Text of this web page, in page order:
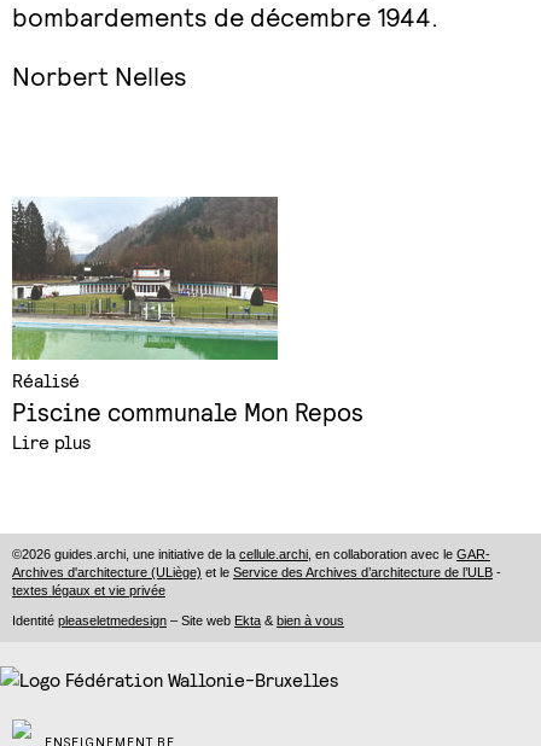
bombardements de décembre 1944.
Norbert Nelles
Réalisé
Piscine communale Mon Repos
Lire plus
©2026 guides.archi, une initiative de la cellule.archi , en collaboration avec le GAR-
Archives d'architecture (ULiège) et le Service des Archives d’architecture de l’ULB -
textes légaux et vie privée
Identité pleaseletmedesign – Site web Ekta & bien à vous
ENSEIGNEMENT.BE